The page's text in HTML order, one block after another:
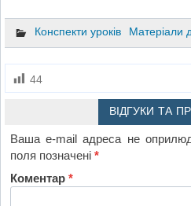
Конспекти уроків Матеріали
44
ВІДГУКИ ТА
Ваша e-mail адреса не
поля позначені*
Коментар*